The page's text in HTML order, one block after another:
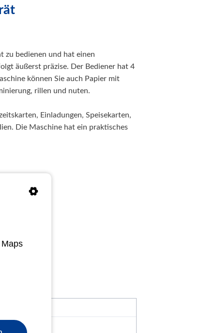
zu bedienen und hat einen
äußerst präzise. Der Bediener hat 4
können Sie auch Papier mit
rillen und nuten.
Einladungen, Speisekarten,
Die Maschine hat ein praktisches